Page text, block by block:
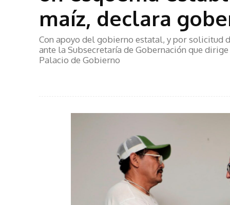
maíz, declara
Con apoyo del gobierno estatal, y por solicitud
ante la Subsecretaría de Gobernación que
Palacio de Gobierno